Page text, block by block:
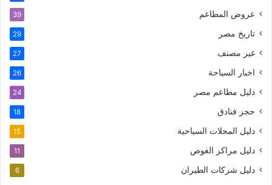
عروض المطاعم 39
تاريخ مصر 29
غير مصنف 27
اخبار السياحة 26
دليل مطاعم مصر 24
حجز فنادق 18
دليل المحلات السياحية 15
دليل مراكز الغوص 11
دليل شركات الطيران 6